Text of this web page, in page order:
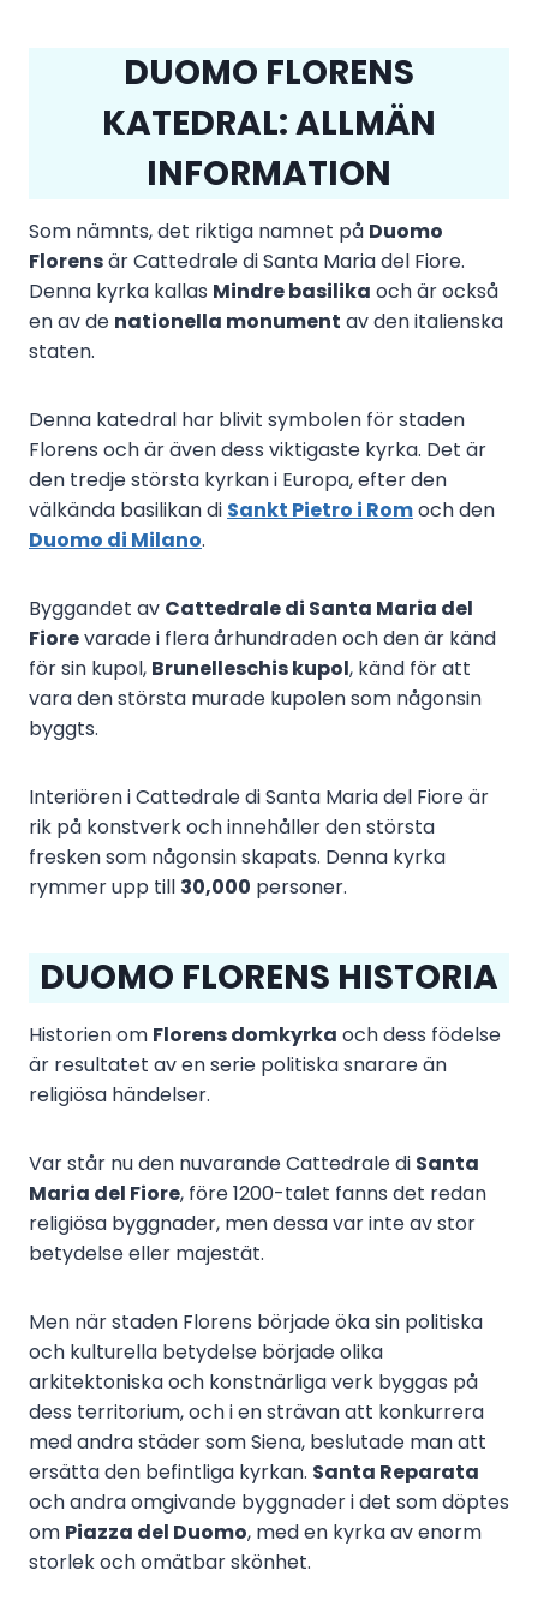
DUOMO FLORENS
KATEDRAL: ALLMÄN
INFORMATION
Som nämnts, det riktiga namnet på Duomo
Florensär Cattedrale di Santa Maria del Fiore.
Denna kyrka kallas Mindre basilika och är också
en av de nationella monument av den italienska
staten.
Denna katedral har blivit symbolen för staden
Florens och är även dess viktigaste kyrka. Det är
den tredje största kyrkan i Europa, efter den
välkända basilikan di Sankt Pietro i Romoch den
Duomo di Milano.
Byggandet av Cattedrale di Santa Maria del
Fiorevarade i flera århundraden och den är känd
för sin kupol, Brunelleschis kupol, känd för att
vara den största murade kupolen som någonsin
byggts.
Interiören i Cattedrale di Santa Maria del Fiore är
rik på konstverk och innehåller den största
fresken som någonsin skapats. Denna kyrka
rymmer upp till 30,000 personer.
DUOMO FLORENS HISTORIA
Historien om Florens domkyrka och dess födelse
är resultatet av en serie politiska snarare än
religiösa händelser.
Var står nu den nuvarande Cattedrale di Santa
Maria del Fiore, före 1200-talet fanns det redan
religiösa byggnader, men dessa var inte av stor
betydelse eller majestät.
Men när staden Florens började öka sin politiska
och kulturella betydelse började olika
arkitektoniska och konstnärliga verk byggas på
dess territorium, och i en strävan att konkurrera
med andra städer som Siena, beslutade man att
ersätta den befintliga kyrkan. Santa Reparata
och andra omgivande byggnader i det som döptes
om Piazza del Duomo, med en kyrka av enorm
storlek och omätbar skönhet.